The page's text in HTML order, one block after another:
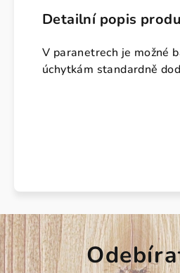
Detailní popis
V paranetrech je možné
úchytkám standardně